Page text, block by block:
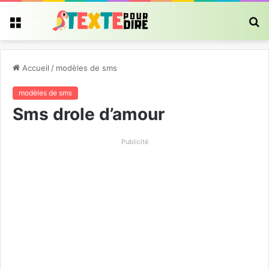
Accueil / modèles de sms
modèles de sms
Sms drole d’amour
Publicité